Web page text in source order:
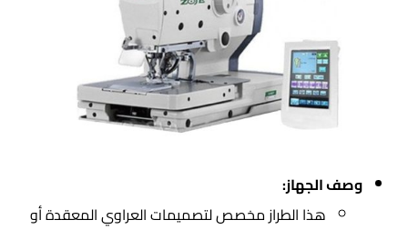
وصف الجهاز:
هذا الطراز مخصص لتصميمات العراوي المعقدة أو